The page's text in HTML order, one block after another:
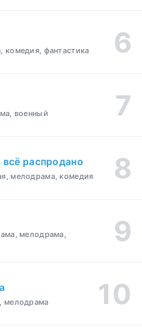
фантастика
военный
всё распродано
мелодрама, комедия
мелодрама,
мелодрама